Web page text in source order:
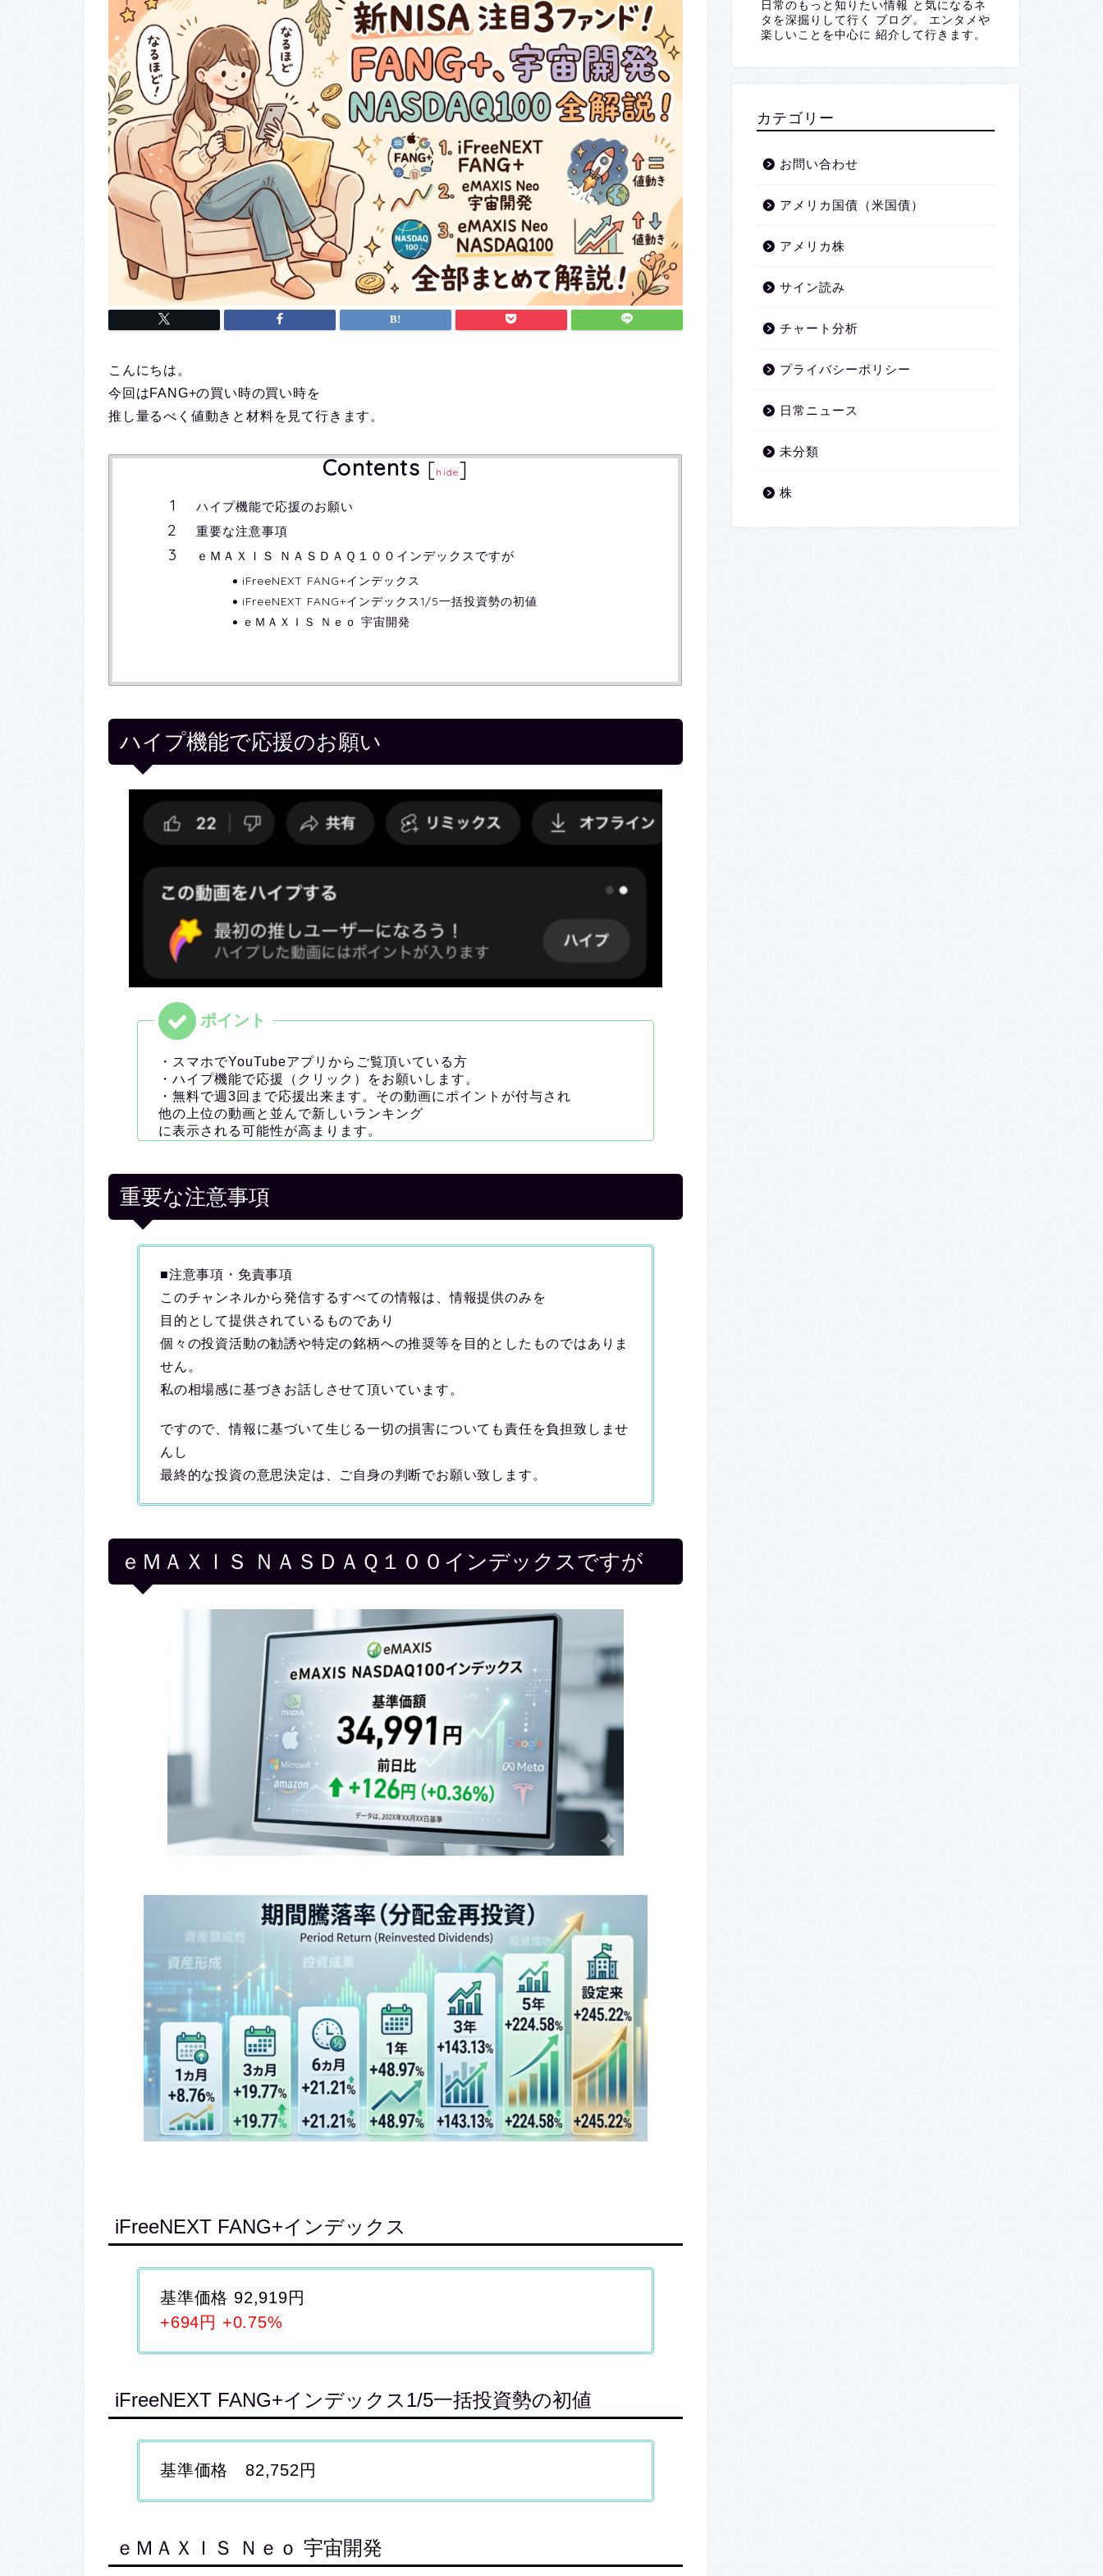
こんにちは。
今回はFANG+の買い時の買い時を
推し量るべく値動きと材料を見て行きます。
Contents [hide]
ハイプ機能で応援のお願い
重要な注意事項
ｅＭＡＸＩＳ ＮＡＳＤＡＱ１００インデックスですが
iFreeNEXT FANG+インデックス
iFreeNEXT FANG+インデックス1/5一括投資勢の初値
ｅＭＡＸＩＳ Ｎｅｏ 宇宙開発
ハイプ機能で応援のお願い
・スマホでYouTubeアプリからご覧頂いている方
・ハイプ機能で応援（クリック）をお願いします。
・無料で週3回まで応援出来ます。 その動画にポイントが付与され
他の上位の動画と並んで新しいランキング
に表示される可能性が高まります。
重要な注意事項
■注意事項・免責事項
このチャンネルから発信するすべての情報は、情報提供のみを
目的として提供されているものであり
個々の投資活動の勧誘や特定の銘柄への推奨等を目的としたものではありま
せん。
私の相場感に基づきお話しさせて頂いています。
ですので、情報に基づいて生じる一切の損害についても責任を負担致しませ
んし
最終的な投資の意思決定は、ご自身の判断でお願い致します。
ｅＭＡＸＩＳ ＮＡＳＤＡＱ１００インデックスですが
iFreeNEXT FANG+インデックス
基準価格 92,919円
+694円 +0.75%
iFreeNEXT FANG+インデックス1/5一括投資勢の初値
基準価格 82,752円
ｅＭＡＸＩＳ Ｎｅｏ 宇宙開発
日常のもっと知りたい情報 と気になるネ
タを深掘りして行く ブログ。 エンタメや
楽しいことを中心に 紹介して行きます。
カテゴリー
お問い合わせ
アメリカ国債（米国債）
アメリカ株
サイン読み
チャート分析
プライバシーポリシー
日常ニュース
未分類
株